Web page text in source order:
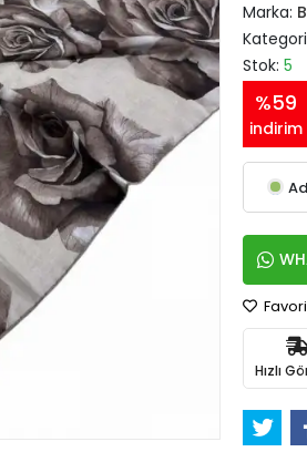
Marka:
Stok: 5
%59
indirim
Hızlı